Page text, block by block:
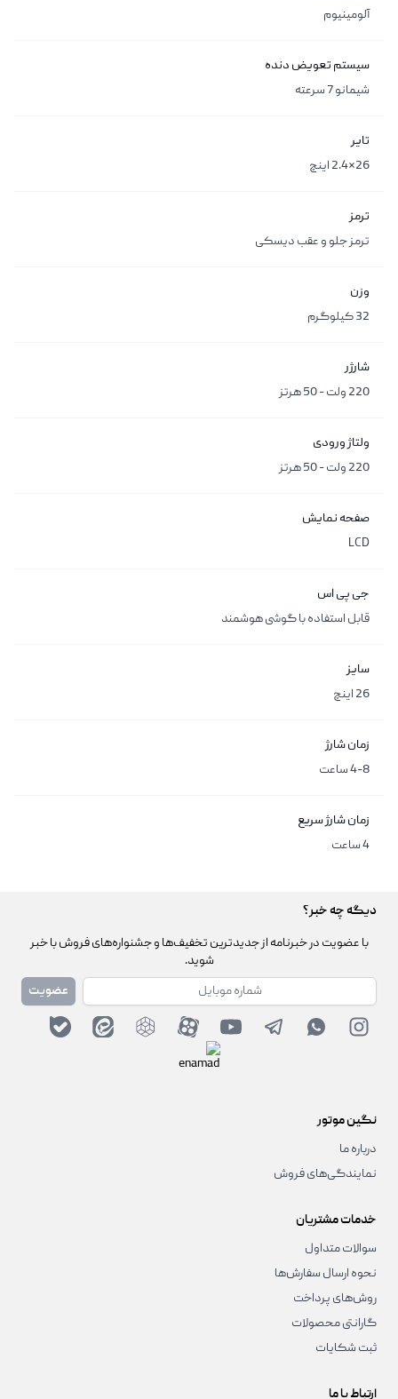
آلومینیوم
سیستم تعویض دنده
شیمانو 7 سرعته
تایر
26*2.4 اینچ
ترمز
ترمز جلو و عقب دیسکی
وزن
32 کیلوگرم
شارژر
220 ولت - 50 هرتز
ولتاژ ورودی
220 ولت - 50 هرتز
صفحه نمایش
LCD
جی پی اس
قابل استفاده با گوشی هوشمند
سایز
26 اینچ
زمان شارژ
4-8 ساعت
زمان شارژ سریع
4 ساعت
دیگه چه خبر؟
با عضویت در خبرنامه از جدیدترین تخفیف‌ها و جشنواره‌های فروش با خبر
شوید.
شماره همراه
عضویت
نگین موتور
درباره ما
نمایندگی‌های فروش
خدمات مشتریان
سوالات متداول
نحوه ارسال سفارش‌ها
روش‌های پرداخت
گارانتی محصولات
ثبت شکایات
ارتباط با ما